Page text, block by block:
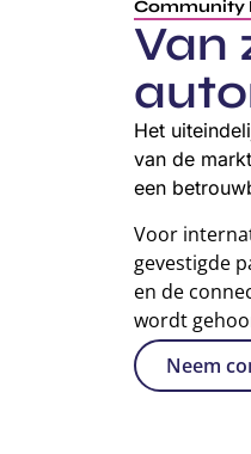
Community
Van
Het
van de
een
Voor
gevestigde
en de
wordt
Neem